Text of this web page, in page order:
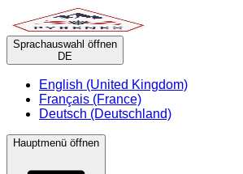
Sprachauswahl öffnen
DE
English (United Kingdom)
Français (France)
Deutsch (Deutschland)
Hauptmenü öffnen